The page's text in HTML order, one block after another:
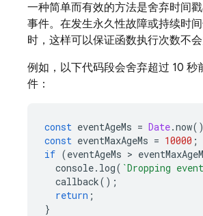
一种简单而有效的方法是舍弃时间
事件。在发生永久性故障或持续时
时，这样可以保证函数执行次数不会
例如，以下代码段会舍弃超过 10 秒
件：
const eventAgeMs = Date.now()
const eventMaxAgeMs = 10000 ;
if (eventAgeMs >
console. log( `Dropping event
callback();
return ;
}